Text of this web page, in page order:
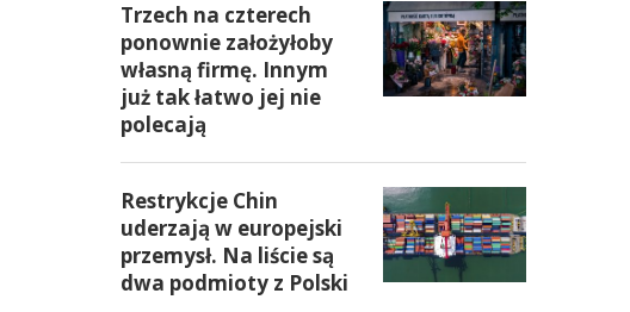
Trzech na czterech
ponownie założyłoby
własną firmę. Innym
już tak łatwo jej nie
polecają
Restrykcje Chin
uderzają w europejski
przemysł. Na liście są
dwa podmioty z Polski